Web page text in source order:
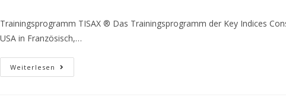
Trainingsprogramm TISAX ® Das Trainingsprogramm der Key Indices
USA in Französisch,…
Weiterlesen